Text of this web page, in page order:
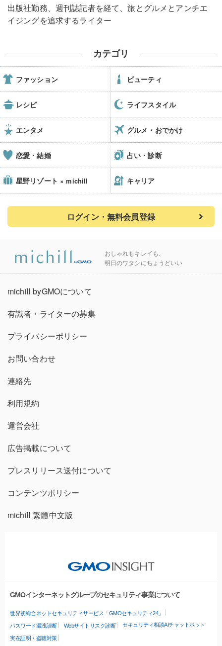
出版社勤務、週刊誌記者を経て、旅とグルメとアンチエ
イジングを追求するライター
カテゴリ
ファッション ビューティ
レシピ ライフスタイル
エンタメ グルメ・おでかけ
恋愛・結婚 占い・診断
星野リゾート × michill キャリア
ログイン・無料会員登録
おしゃれもキレイも、
明日のワタシにちょうどいい
michill byGMOについて
有識者・ライターの募集
プライバシーポリシー
お問い合わせ
連絡先
利用規約
運営会社
広告掲載について
プレスリリース送付について
コンテンツポリシー
michill 繁體中文版
GMOインターネットグループのセキュリティ事業について
世界初総合ネットセキュリティサービス「GMOセキュリティ24」
パスワード漏洩診断 Webサイトリスク診断 セキュリティ相談AIチャットボット
実在証明・盗聴対策